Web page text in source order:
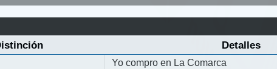
Detalles
Yo compro en La Comarca